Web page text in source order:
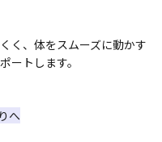
く、体をスムーズに動かす
ートします。
へ